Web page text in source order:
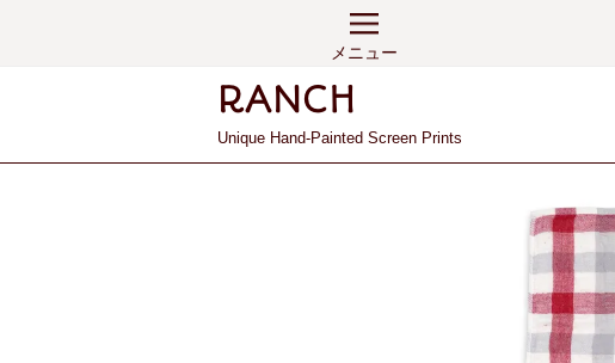
メニュー
Unique Hand-Painted Screen Prints